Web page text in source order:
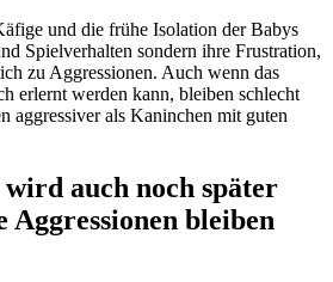
und die frühe Isolation der Babys
Spielverhalten sondern ihre Frustration,
zu Aggressionen. Auch wenn das
erlernt werden kann, bleiben schlecht
aggressiver als Kaninchen mit guten
auch noch später
bleiben